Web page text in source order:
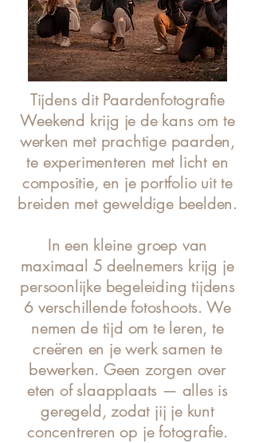
​Tijdens dit Paardenfotografie
Weekend krijg je de kans om te
werken met prachtige paarden,
te experimenteren met licht en
compositie, en je portfolio uit te
breiden met geweldige beelden.
In een kleine groep van
maximaal 5 deelnemers krijg je
persoonlijke begeleiding tijdens
6 verschillende fotoshoots. We
nemen de tijd om te leren, te
creëren en je werk samen te
bewerken. Geen zorgen over
eten of slaapplaats — alles is
geregeld, zodat jij je kunt
concentreren op je fotografie.